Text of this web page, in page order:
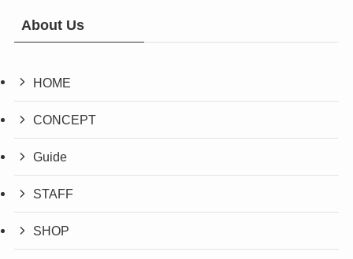
About Us
HOME
CONCEPT
Guide
STAFF
SHOP